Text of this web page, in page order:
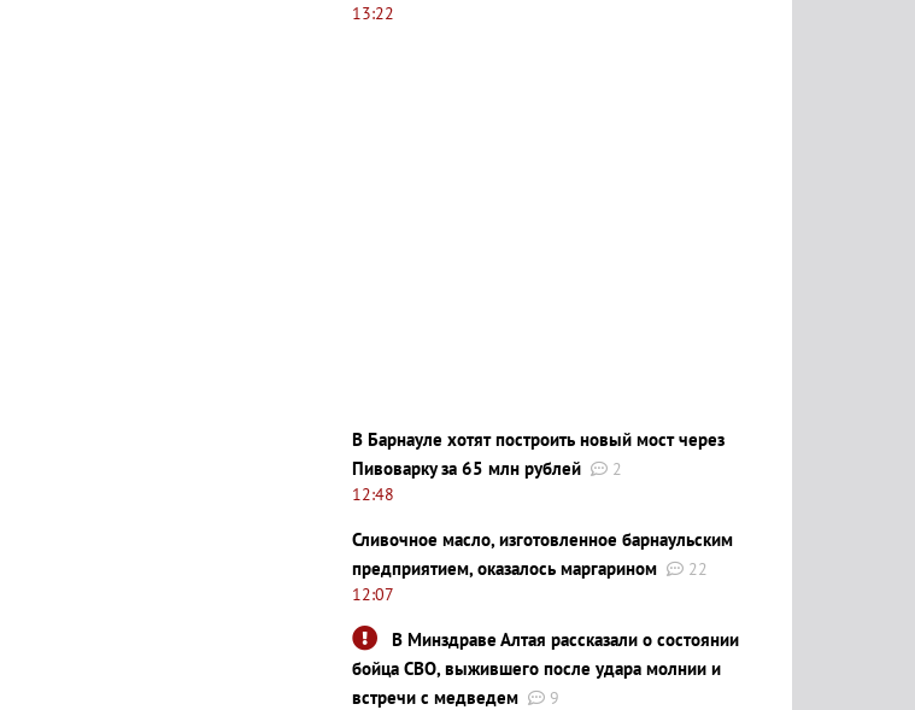
13:22
В Барнауле хотят построить новый мост через
Пивоварку за 65 млн рублей
2
12:48
Сливочное масло, изготовленное барнаульским
предприятием, оказалось маргарином
22
12:07
В Минздраве Алтая рассказали о состоянии
бойца СВО, выжившего после удара молнии и
встречи с медведем
9